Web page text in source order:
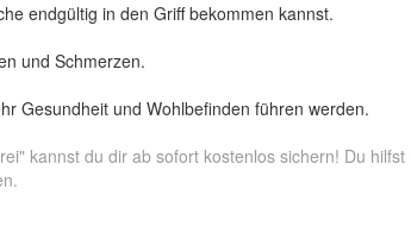
endgültig in den Griff bekommen kannst.
und Schmerzen.
Gesundheit und Wohlbefinden führen werden.
kannst du dir ab sofort kostenlos sichern! Du